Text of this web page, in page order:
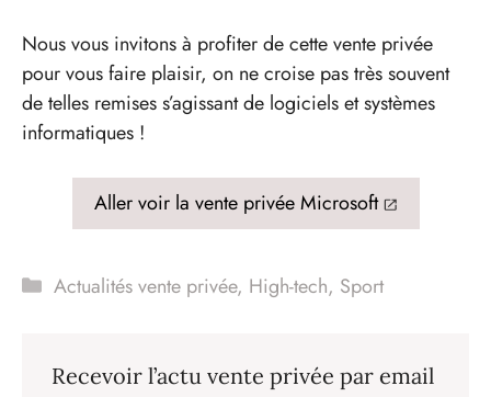
Nous vous invitons à profiter de cette vente privée
pour vous faire plaisir, on ne croise pas très souvent
de telles remises s’agissant de logiciels et systèmes
informatiques !
Aller voir la vente privée Microsoft
Catégories
Actualités vente privée, High-tech, Sport
Recevoir l’actu vente privée par email